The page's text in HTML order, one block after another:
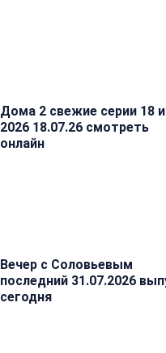
Дома 2 свежие серии 18
2026 18.07.26 смотреть
онлайн
Вечер с Соловьевым
последний 31.07.2026
сегодня